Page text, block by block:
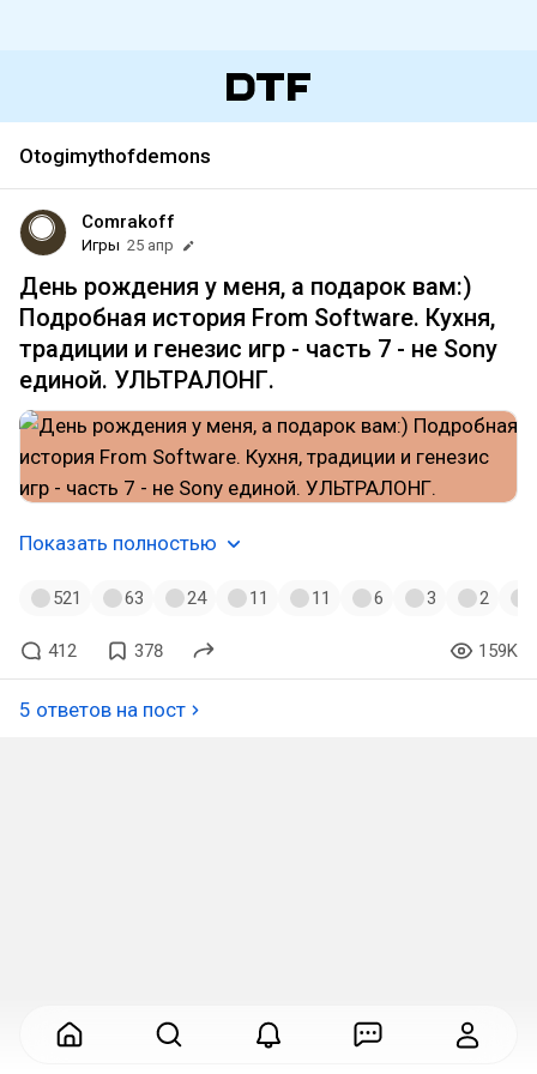
Otogimythofdemons
Comrakoff
Игры 25 апр
День рождения у меня, а подарок вам:)
Подробная история From Software. Кухня,
традиции и генезис игр - часть 7 - не Sony
единой. УЛЬТРАЛОНГ.
Показать полностью
521 63 24 11 11 6 3 2
412 378 159K
5 ответов на пост